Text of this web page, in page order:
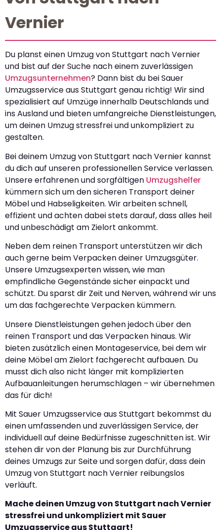
Vernier
Du planst einen Umzug von Stuttgart nach Vernier
und bist auf der Suche nach einem zuverlässigen
Umzugsunternehmen? Dann bist du bei Sauer
Umzugsservice aus Stuttgart genau richtig! Wir sind
spezialisiert auf Umzüge innerhalb Deutschlands und
ins Ausland und bieten umfangreiche Dienstleistungen,
um deinen Umzug stressfrei und unkompliziert zu
gestalten.
Bei deinem Umzug von Stuttgart nach Vernier kannst
du dich auf unseren professionellen Service verlassen.
Unsere erfahrenen und sorgfältigen Umzugshelfer
kümmern sich um den sicheren Transport deiner
Möbel und Habseligkeiten. Wir arbeiten schnell,
effizient und achten dabei stets darauf, dass alles heil
und unbeschädigt am Zielort ankommt.
Neben dem reinen Transport unterstützen wir dich
auch gerne beim Verpacken deiner Umzugsgüter.
Unsere Umzugsexperten wissen, wie man
empfindliche Gegenstände sicher einpackt und
schützt. Du sparst dir Zeit und Nerven, während wir uns
um das fachgerechte Verpacken kümmern.
Unsere Dienstleistungen gehen jedoch über den
reinen Transport und das Verpacken hinaus. Wir
bieten zusätzlich einen Montageservice, bei dem wir
deine Möbel am Zielort fachgerecht aufbauen. Du
musst dich also nicht länger mit komplizierten
Aufbauanleitungen herumschlagen – wir übernehmen
das für dich!
Mit Sauer Umzugsservice aus Stuttgart bekommst du
einen umfassenden und zuverlässigen Service, der
individuell auf deine Bedürfnisse zugeschnitten ist. Wir
stehen dir von der Planung bis zur Durchführung
deines Umzugs zur Seite und sorgen dafür, dass dein
Umzug von Stuttgart nach Vernier reibungslos
verläuft.
Mache deinen Umzug von Stuttgart nach Vernier
stressfrei und unkompliziert mit Sauer
Umzugsservice aus Stuttgart!